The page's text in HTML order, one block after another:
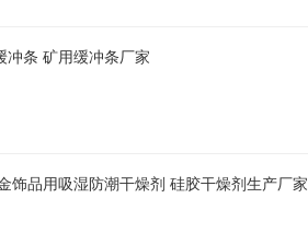
冲条 矿用缓冲条厂家
饰品用吸湿防潮干燥剂 硅胶干燥剂生产厂家